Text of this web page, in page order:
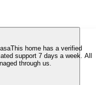
This home has a verified
support 7 days a week. All
through us.